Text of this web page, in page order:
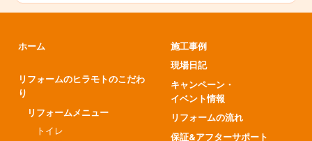
ホーム
リフォームのヒラモトのこだわ
り
リフォームメニュー
トイレ
施工事例
現場日記
キャンペーン・
イベント情報
リフォームの流れ
保証&アフターサポート